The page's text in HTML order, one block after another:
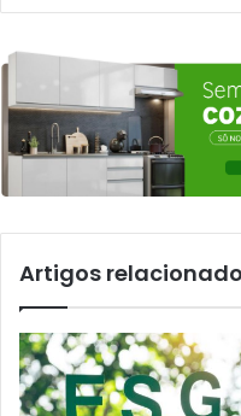
Artigos